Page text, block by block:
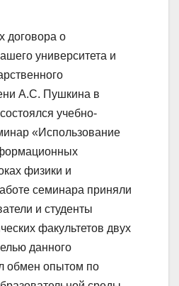
договора о
университета и
А.С. Пушкина в
учебно-
«Использование
физики и
семинара приняли
и студенты
факультетов двух
данного
обмен опытом по